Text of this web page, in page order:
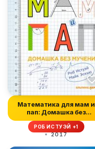
Математика для мам и
пап: Домашка без
мучений
РОБ ИСТУЭЙ +1
2017